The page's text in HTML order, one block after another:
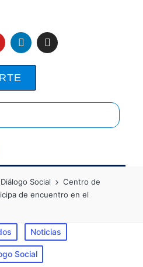
Social
Centro de
de encuentro en el
Noticias
Social